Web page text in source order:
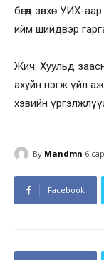
бөгөөд зөвхөн УИХ-
ийм шийдвэр
Жич: Хуульд
ахуйн нэгж үйл
хэвийн
By Mandmn 6
Facebook